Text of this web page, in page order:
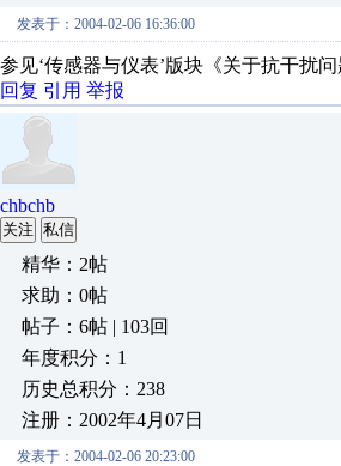
发表于：2004-02-06 16:36:00
参见‘传感器与仪表’版块《关于抗干扰
回复 引用 举报
chbchb
关注 私信
精华：2帖
求助：0帖
帖子：6帖 | 103回
年度积分：1
历史总积分：238
注册：2002年4月07日
发表于：2004-02-06 20:23:00